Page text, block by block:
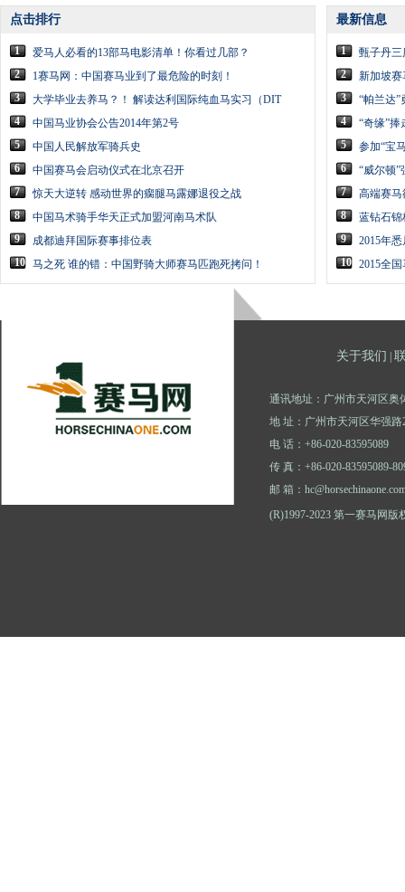
点击排行
1
爱马人必看的13部马电影清单！你看过几部？
2
1赛马网：中国赛马业到了最危险的时刻！
3
大学毕业去养马？！ 解读达利国际纯血马实习（DIT
4
中国马业协会公告2014年第2号
5
中国人民解放军骑兵史
6
中国赛马会启动仪式在北京召开
7
惊天大逆转 感动世界的瘸腿马露娜退役之战
8
中国马术骑手华天正式加盟河南马术队
9
成都迪拜国际赛事排位表
10 马之死 谁的错：中国野骑大师赛马匹跑死拷问！
最新信息
1
甄子丹三
2
新加坡赛
3
“帕兰达”
4
“奇缘”捧
5
参加“宝
6
“威尔顿
7
高端赛马
8
蓝钻石锦
9
2015年
10 2015全
关于我们
通讯地址：广州市天河区奥
地 址：广州市天河区华强路
电 话：+86-020-83595089
传 真：+86-020-83595089-
邮 箱：
(R)1997-2023 第一赛马网版